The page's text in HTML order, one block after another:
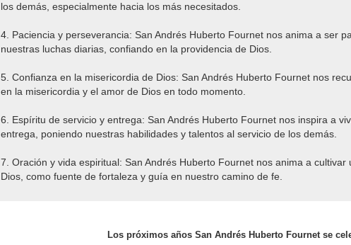
los demás, especialmente hacia los más necesitados.
4. Paciencia y perseverancia: San Andrés Huberto Fournet nos anima a ser
nuestras luchas diarias, confiando en la providencia de Dios.
5. Confianza en la misericordia de Dios: San Andrés Huberto Fournet nos
en la misericordia y el amor de Dios en todo momento.
6. Espíritu de servicio y entrega: San Andrés Huberto Fournet nos inspira a
entrega, poniendo nuestras habilidades y talentos al servicio de los demás.
7. Oración y vida espiritual: San Andrés Huberto Fournet nos anima a
Dios, como fuente de fortaleza y guía en nuestro camino de fe.
Los próximos años San Andrés Huberto Fournet se